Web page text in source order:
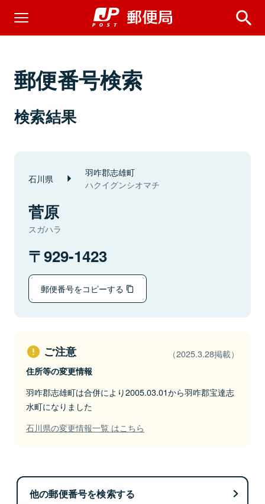
郵便番号検索
検索結果
石川県 羽咋郡志雄町
ハクイグンシオマチ
菅原
スガハラ
929-1423
郵便番号をコピーする
ご注意 （2025.3.28掲載）
住所等の変更情報
羽咋郡志雄町は合併により2005.03.01から羽咋郡宝達志
水町になりました
石川県の変更情報一覧 はこちら
他の郵便番号を検索する